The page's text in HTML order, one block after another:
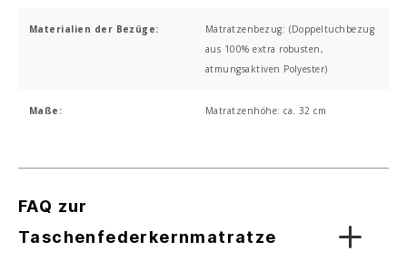
Materialien der Bezüge:
Matratzenbezug: (Doppeltuchbezug
aus 100% extra robusten,
atmungsaktiven Polyester)
Maße: Matratzenhöhe: ca. 32 cm
FAQ zur
Taschenfederkernmatratze